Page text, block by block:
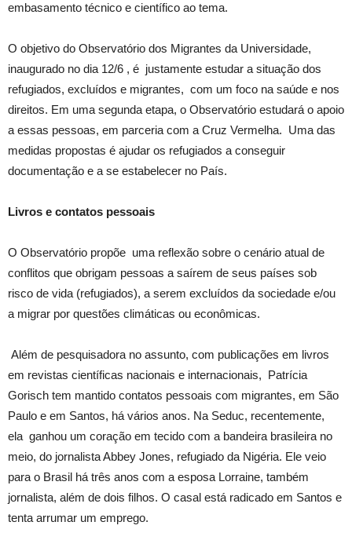
embasamento técnico e científico ao tema.
O objetivo do Observatório dos Migrantes da Universidade,
inaugurado no dia 12/6 , é justamente estudar a situação dos
refugiados, excluídos e migrantes, com um foco na saúde e nos
direitos. Em uma segunda etapa, o Observatório estudará o apoio
a essas pessoas, em parceria com a Cruz Vermelha. Uma das
medidas propostas é ajudar os refugiados a conseguir
documentação e a se estabelecer no País.
Livros e contatos pessoais
O Observatório propõe uma reflexão sobre o cenário atual de
conflitos que obrigam pessoas a saírem de seus países sob
risco de vida (refugiados), a serem excluídos da sociedade e/ou
a migrar por questões climáticas ou econômicas.
Além de pesquisadora no assunto, com publicações em livros
em revistas científicas nacionais e internacionais, Patrícia
Gorisch tem mantido contatos pessoais com migrantes, em São
Paulo e em Santos, há vários anos. Na Seduc, recentemente,
ela ganhou um coração em tecido com a bandeira brasileira no
meio, do jornalista Abbey Jones, refugiado da Nigéria. Ele veio
para o Brasil há três anos com a esposa Lorraine, também
jornalista, além de dois filhos. O casal está radicado em Santos e
tenta arrumar um emprego.